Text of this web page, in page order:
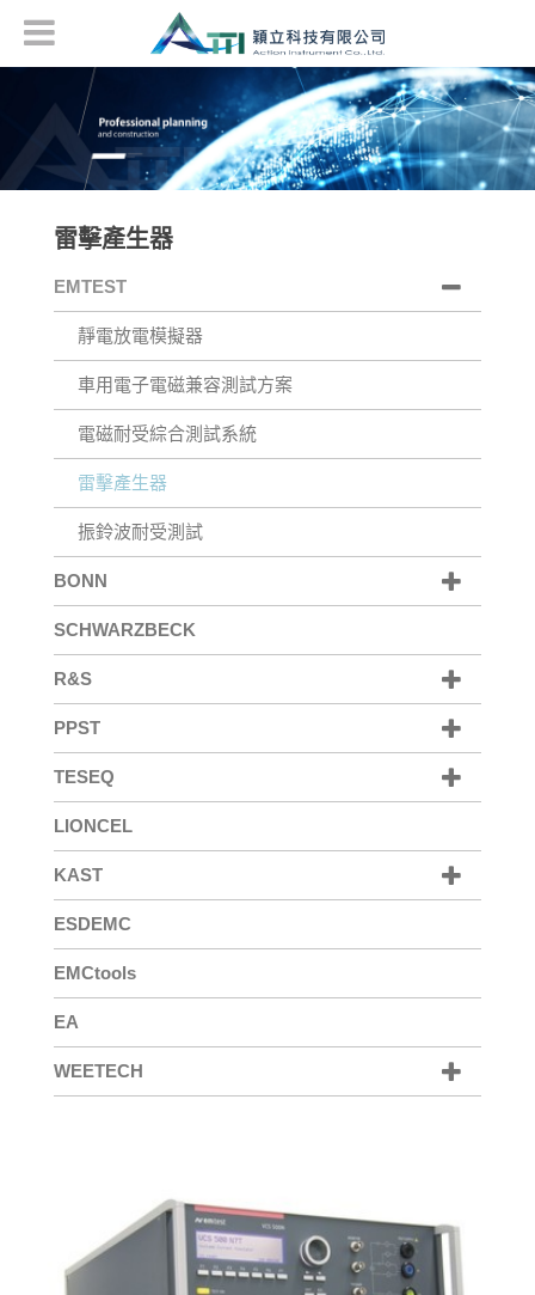
雷擊產生器
EMTEST
靜電放電模擬器
車用電子電磁兼容測試方案
電磁耐受綜合測試系統
雷擊產生器
振鈴波耐受測試
BONN
SCHWARZBECK
R&S
PPST
TESEQ
LIONCEL
KAST
ESDEMC
EMCtools
EA
WEETECH